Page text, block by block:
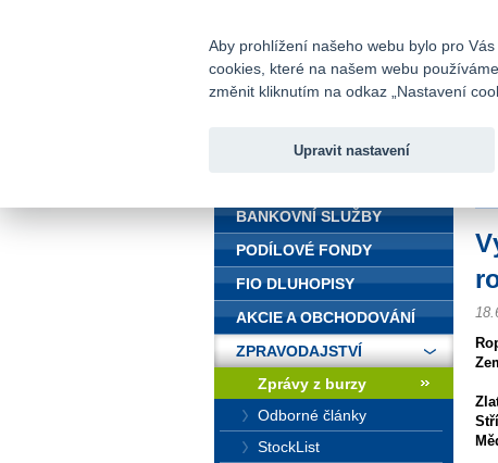
Fio banka
BANKOVNÍ SLUŽBY
PODÍLOVÉ FONDY
FIO DLUHOPISY
AKCIE A OBCHODOVÁNÍ
ZPRAVODAJSTVÍ
Zprávy z burzy
Odborné články
StockList
Aby prohlížení našeho webu bylo pro
cookies, které na našem webu
změnit kliknutím na odkaz „Nastavení
Upravit nastavení